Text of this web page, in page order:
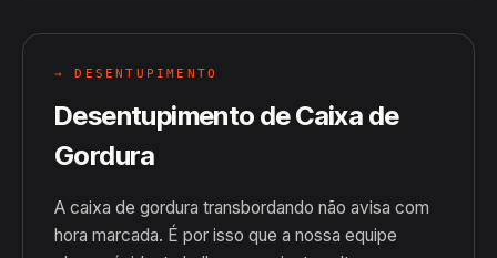
→ DESENTUPIMENTO
Desentupimento de Caixa de
Gordura
A caixa de gordura transbordando não avisa com
hora marcada. É por isso que a nossa equipe